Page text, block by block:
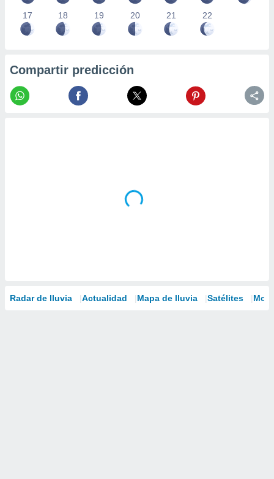
17 18 19 20 21 22
Compartir predicción
Radar de lluvia Actualidad Mapa de lluvia Satélites